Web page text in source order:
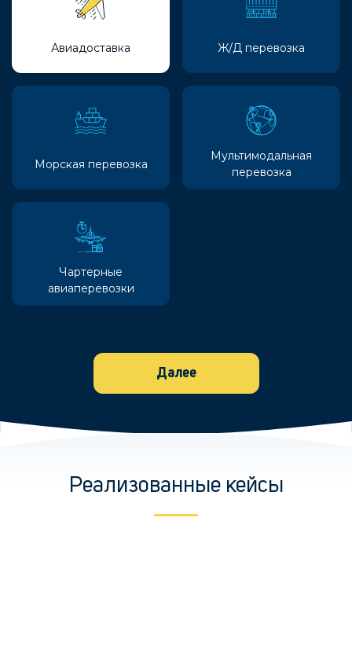
Авиадоставка Ж/Д перевозка
Морская перевозка
Мультимодальная
перевозка
Чартерные
авиаперевозки
Далее
Реализованные кейсы